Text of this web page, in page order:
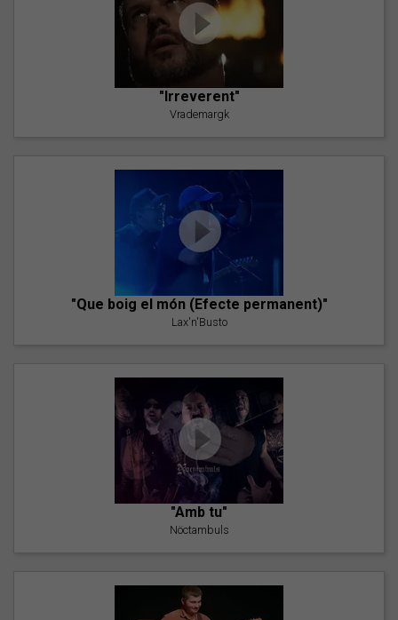
"Irreverent"
Vrademargk
"Que boig el món (Efecte permanent)"
Lax'n'Busto
"Amb tu"
Nöctambuls